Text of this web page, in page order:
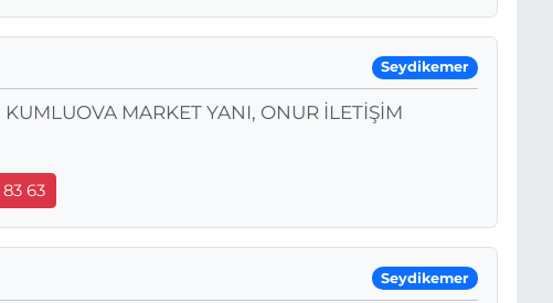
Seydikemer
MARKET YANI, ONUR İLETİŞİM
63
Seydikemer